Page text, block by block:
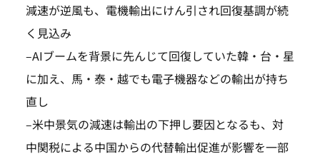
減速が逆風も、電機輸出にけん引され回復基調が続
く見込み
–AIブームを背景に先んじて回復していた韓・台・星
に加え、馬・泰・越でも電子機器などの輸出が持ち
直し
–米中景気の減速は輸出の下押し要因となるも、対
中関税による中国からの代替輸出促進が影響を一部